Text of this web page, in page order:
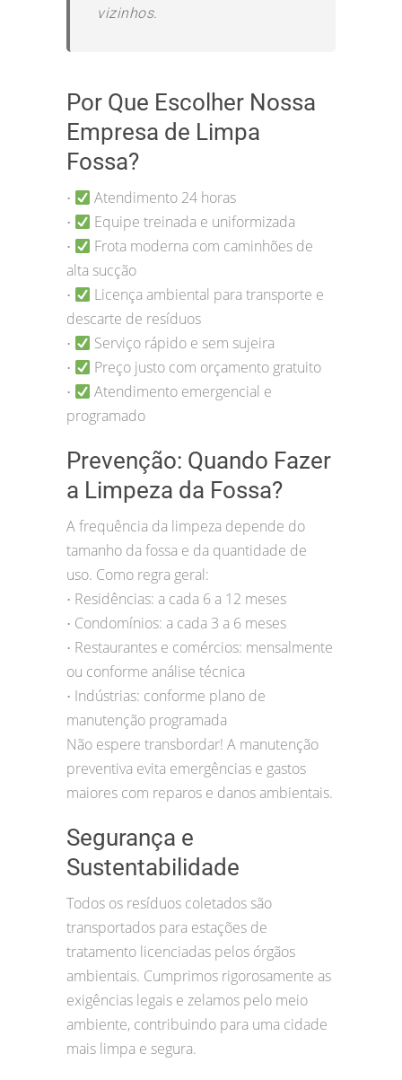
vizinhos.
Por Que Escolher Nossa
Empresa de Limpa
Fossa?
• Atendimento 24 horas
• Equipe treinada e uniformizada
•
Frota moderna com caminhões de
alta sucção
•
Licença ambiental para transporte e
descarte de resíduos
• Serviço rápido e sem sujeira
• Preço justo com orçamento gratuito
•
Atendimento emergencial e
programado
Prevenção: Quando Fazer
a Limpeza da Fossa?
A frequência da limpeza depende do
tamanho da fossa e da quantidade de
uso. Como regra geral:
• Residências: a cada 6 a 12 meses
• Condomínios: a cada 3 a 6 meses
• Restaurantes e comércios: mensalmente
ou conforme análise técnica
• Indústrias: conforme plano de
manutenção programada
Não espere transbordar! A manutenção
preventiva evita emergências e gastos
maiores com reparos e danos ambientais.
Segurança e
Sustentabilidade
Todos os resíduos coletados são
transportados para estações de
tratamento licenciadas pelos órgãos
ambientais. Cumprimos rigorosamente as
exigências legais e zelamos pelo meio
ambiente, contribuindo para uma cidade
mais limpa e segura.